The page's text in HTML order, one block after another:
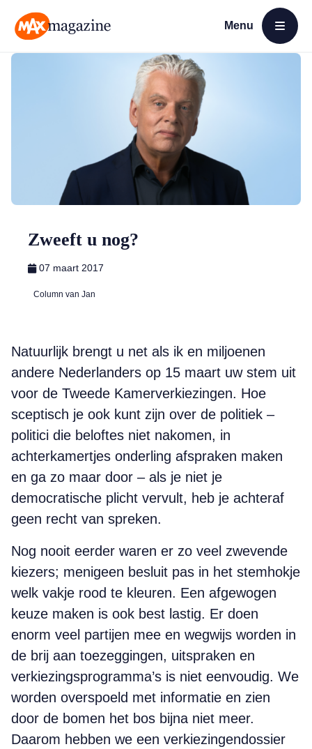
Menu
Open menu
Zweeft u nog?
07 maart 2017
Column van Jan
Natuurlijk brengt u net als ik en miljoenen
andere Nederlanders op 15 maart uw stem uit
voor de Tweede Kamerverkiezingen. Hoe
sceptisch je ook kunt zijn over de politiek –
politici die beloftes niet nakomen, in
achterkamertjes onderling afspraken maken
en ga zo maar door – als je niet je
democratische plicht vervult, heb je achteraf
geen recht van spreken.
Nog nooit eerder waren er zo veel zwevende
kiezers; menigeen besluit pas in het stemhokje
welk vakje rood te kleuren. Een afgewogen
keuze maken is ook best lastig. Er doen
enorm veel partijen mee en wegwijs worden in
de brij aan toezeggingen, uitspraken en
verkiezingsprogramma’s is niet eenvoudig. We
worden overspoeld met informatie en zien
door de bomen het bos bijna niet meer.
Daarom hebben we een verkiezingendossier